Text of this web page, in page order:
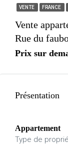
VENTE FRANCE
Vente
Rue du
Prix sur
Présentation
Appartement
Type de